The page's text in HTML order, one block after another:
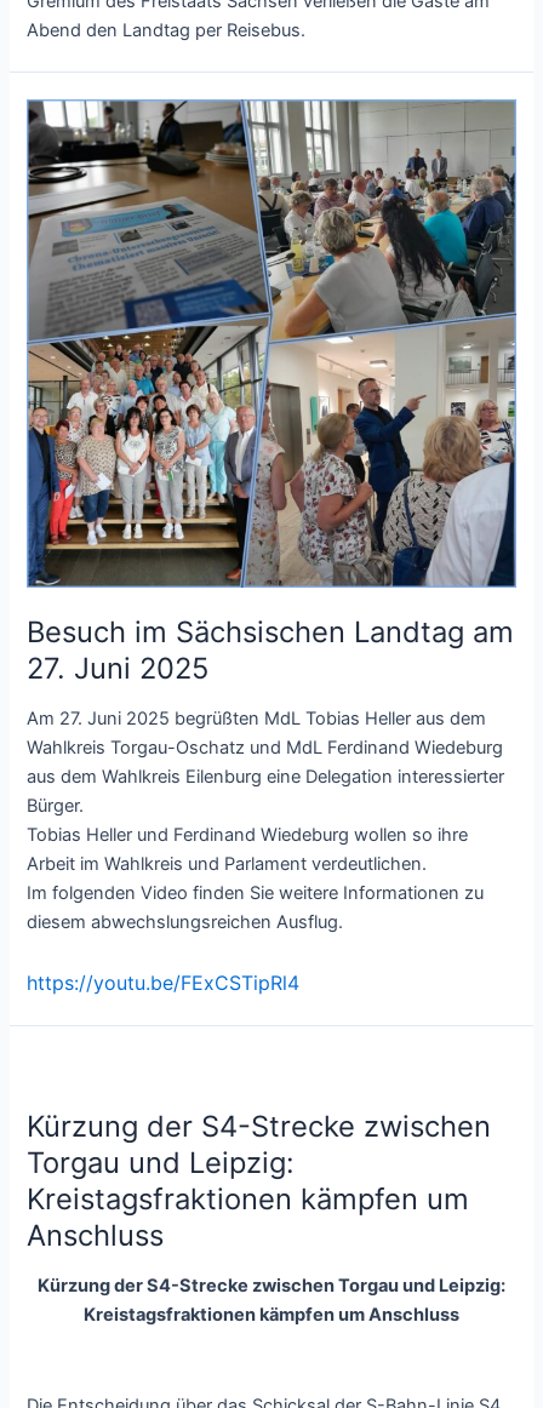
Abend den Landtag per Reisebus.
Besuch im Sächsischen Landtag am
27. Juni 2025
Am 27. Juni 2025 begrüßten MdL Tobias Heller aus dem
Wahlkreis Torgau-Oschatz und MdL Ferdinand Wiedeburg
aus dem Wahlkreis Eilenburg eine Delegation interessierter
Bürger.
Tobias Heller und Ferdinand Wiedeburg wollen so ihre
Arbeit im Wahlkreis und Parlament verdeutlichen.
Im folgenden Video finden Sie weitere Informationen zu
diesem abwechslungsreichen Ausflug.
https://youtu.be/FExCSTipRl4
Kürzung der S4-Strecke zwischen
Torgau und Leipzig:
Kreistagsfraktionen kämpfen um
Anschluss
Kürzung der S4-Strecke zwischen Torgau und Leipzig:
Kreistagsfraktionen kämpfen um Anschluss